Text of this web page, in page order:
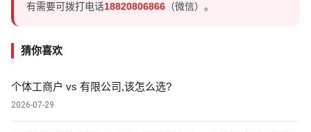
有需要可拨打电话18820806866 （微信）。
猜你喜欢
个体工商户 vs 有限公司,该怎么选?
2026-07-29